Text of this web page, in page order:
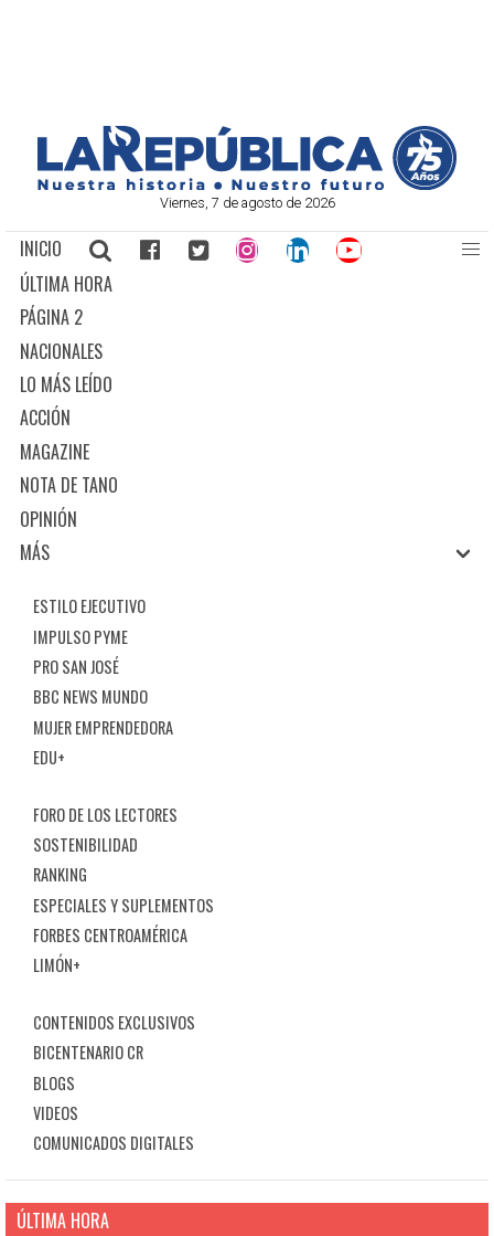
Viernes, 7 de agosto de 2026
INICIO
ÚLTIMA HORA
PÁGINA 2
NACIONALES
LO MÁS LEÍDO
ACCIÓN
MAGAZINE
NOTA DE TANO
OPINIÓN
MÁS
ESTILO EJECUTIVO
IMPULSO PYME
PRO SAN JOSÉ
BBC NEWS MUNDO
MUJER EMPRENDEDORA
EDU+
FORO DE LOS LECTORES
SOSTENIBILIDAD
RANKING
ESPECIALES Y SUPLEMENTOS
FORBES CENTROAMÉRICA
LIMÓN+
CONTENIDOS EXCLUSIVOS
BICENTENARIO CR
BLOGS
VIDEOS
COMUNICADOS DIGITALES
ÚLTIMA HORA